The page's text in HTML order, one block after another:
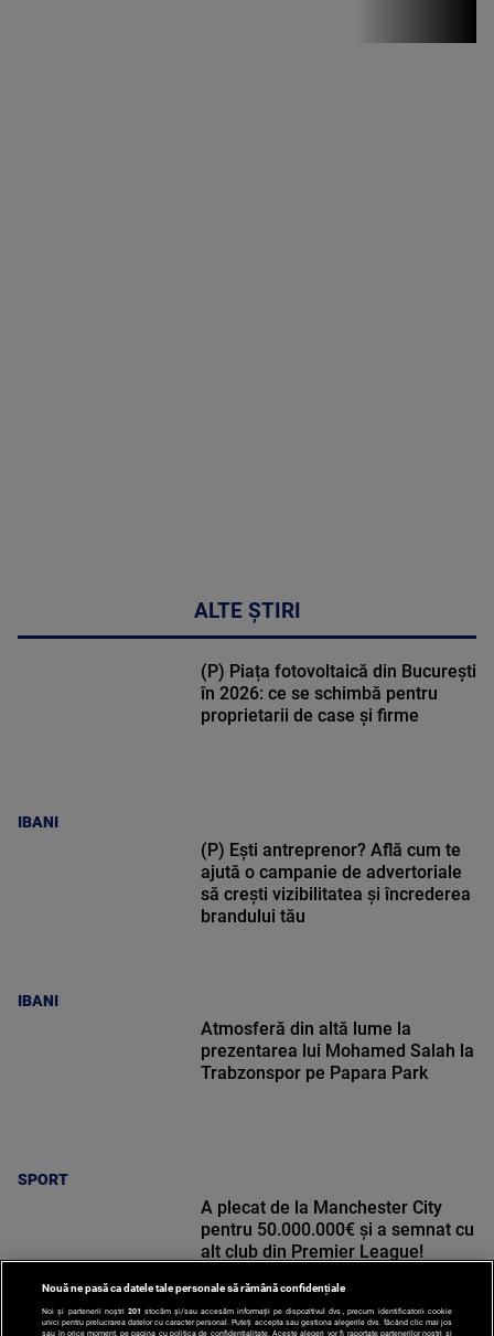
Stirile PRO TV
ALTE ȘTIRI
IBANI
(P) Piața fotovoltaică din București
în 2026: ce se schimbă pentru
proprietarii de case și firme
IBANI
(P) Ești antreprenor? Află cum te
ajută o campanie de advertoriale
să crești vizibilitatea și încrederea
brandului tău
SPORT
Atmosferă din altă lume la
prezentarea lui Mohamed Salah la
Trabzonspor pe Papara Park
A plecat de la Manchester City
pentru 50.000.000€ și a semnat cu
alt club din Premier League!
Nouă ne pasă ca datele tale personale să rămână confidențiale
Noi și partenerii noștri 201 stocăm și/sau accesăm informații pe dispozitivul dvs., precum identificatorii cookie
unici pentru prelucrarea datelor cu caracter personal. Puteți accepta sau gestiona alegerile dvs. făcând clic mai jos
sau în orice moment, pe pagina cu politica de confidențialitate. Aceste alegeri vor fi raportate partenerilor noștri și